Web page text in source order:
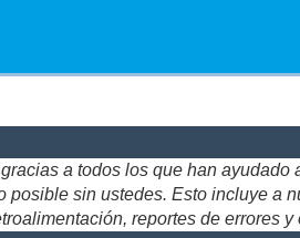
a todos los que han
posible sin ustedes. Esto incluye a
reportes de errores y